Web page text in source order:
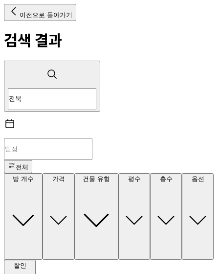
이전으로 돌아가기
검색 결과
전체
방 개수
가격 건물 유형 평수 층수 옵션
할인